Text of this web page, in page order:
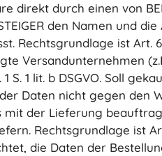
direkt durch einen von
den Namen und
Rechtsgrundlage ist Art.
Versandunternehmen
S. 1 lit. b DSGVO. Soll
Daten nicht gegen
der Lieferung
Rechtsgrundlage ist
die Daten der